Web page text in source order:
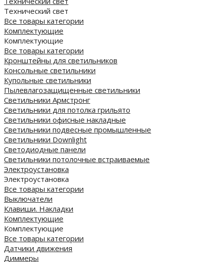
Технический свет
Все товары категории
Комплектующие
Комплектующие
Все товары категории
Кронштейны для светильников
Консольные светильники
Купольные светильники
Пылевлагозащищенные светильники
Светильники Армстронг
Светильники для потолка грильято
Светильники офисные накладные
Светильники подвесные промышленные
Светильники Downlight
Светодиодные панели
Cветильники потолочные встраиваемые
Электроустановка
Электроустановка
Все товары категории
Выключатели
Клавиши. Накладки
Комплектующие
Комплектующие
Все товары категории
Датчики движения
Диммеры